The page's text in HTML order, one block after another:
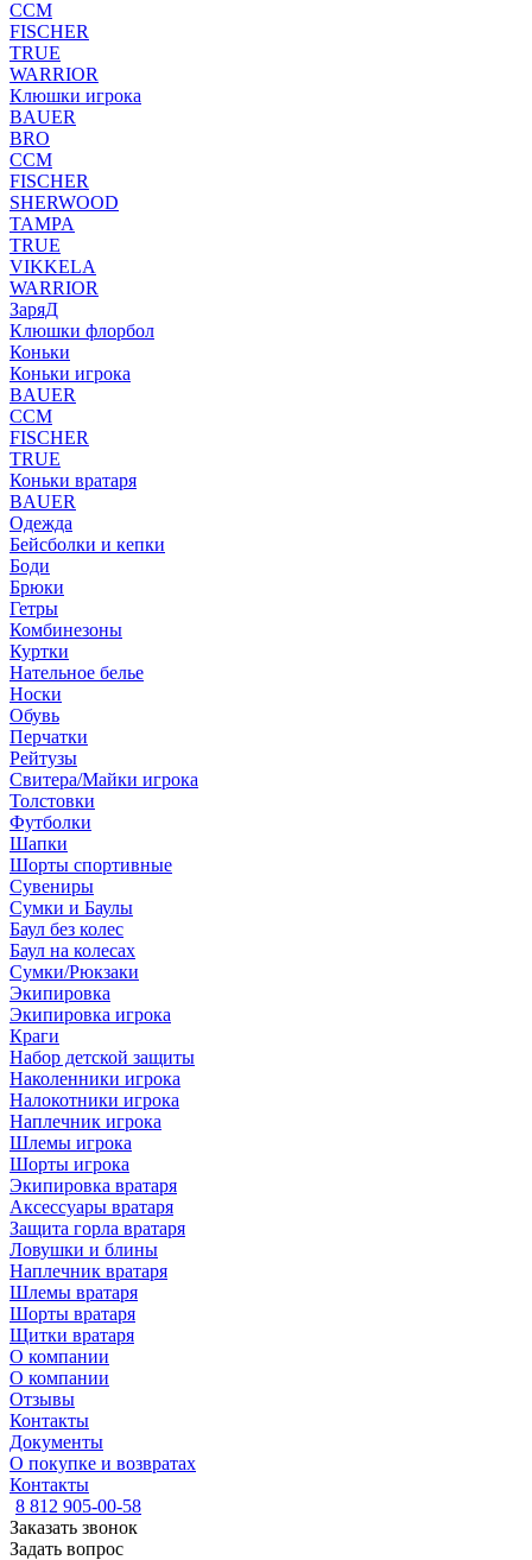
CCM
FISCHER
TRUE
WARRIOR
Клюшки игрока
BAUER
BRO
CCM
FISCHER
SHERWOOD
TAMPA
TRUE
VIKKELA
WARRIOR
ЗаряД
Клюшки флорбол
Коньки
Коньки игрока
BAUER
CCM
FISCHER
TRUE
Коньки вратаря
BAUER
Одежда
Бейсболки и кепки
Боди
Брюки
Гетры
Комбинезоны
Куртки
Нательное белье
Носки
Обувь
Перчатки
Рейтузы
Свитера/Майки игрока
Толстовки
Футболки
Шапки
Шорты спортивные
Сувениры
Сумки и Баулы
Баул без колес
Баул на колесах
Сумки/Рюкзаки
Экипировка
Экипировка игрока
Краги
Набор детской защиты
Наколенники игрока
Налокотники игрока
Наплечник игрока
Шлемы игрока
Шорты игрока
Экипировка вратаря
Аксессуары вратаря
Защита горла вратаря
Ловушки и блины
Наплечник вратаря
Шлемы вратаря
Шорты вратаря
Щитки вратаря
О компании
О компании
Отзывы
Контакты
Документы
О покупке и возвратах
Контакты
8 812 905-00-58
Заказать звонок
Задать вопрос